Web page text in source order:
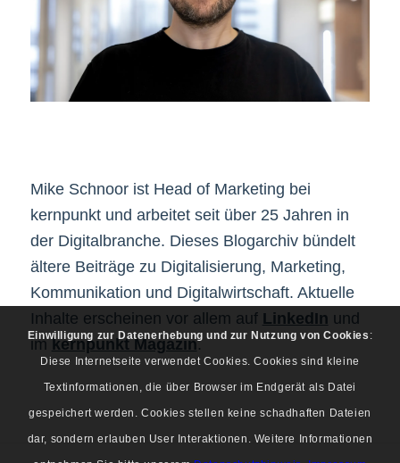
Mike Schnoor ist Head of Marketing bei
kernpunkt und arbeitet seit über 25 Jahren in
der Digitalbranche. Dieses Blogarchiv bündelt
ältere Beiträge zu Digitalisierung, Marketing,
Kommunikation und Digitalwirtschaft. Aktuelle
Inhalte erscheinen vor allem auf LinkedIn und
imkernpunkt Magazin.
Einwilligung zur Datenerhebung und zur Nutzung von Cookies :
Diese Internetseite verwendet Cookies. Cookies sind kleine
Textinformationen, die über Browser im Endgerät als Datei
gespeichert werden. Cookies stellen keine schadhaften Dateien
dar, sondern erlauben User Interaktionen. Weitere Informationen